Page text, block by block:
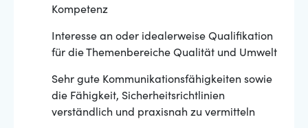
Kompetenz
Interesse an oder idealerweise Qualifikation
für die Themenbereiche Qualität und Umwelt
Sehr gute Kommunikationsfähigkeiten sowie
die Fähigkeit, Sicherheitsrichtlinien
verständlich und praxisnah zu vermitteln